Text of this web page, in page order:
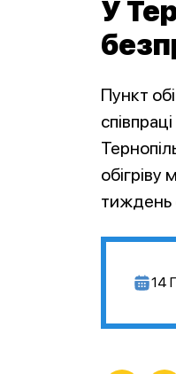
У
Пункт
обігріву
тиждень
14